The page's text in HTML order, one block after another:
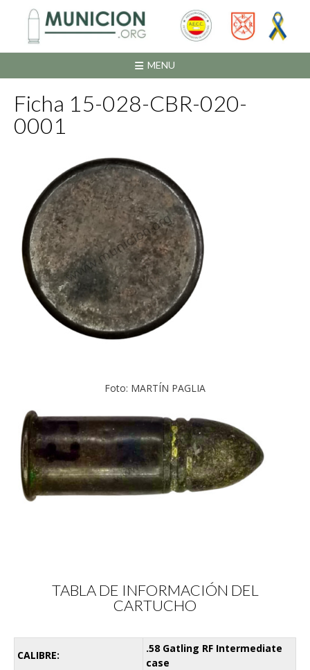
contenido
MENU
Ficha 15-028-CBR-020-
0001
Foto: MARTÍN PAGLIA
TABLA DE INFORMACIÓN DEL
CARTUCHO
CALIBRE:
.58 Gatling RF Intermediate
case